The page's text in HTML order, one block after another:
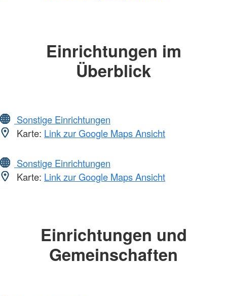
Einrichtungen im
Überblick
Sonstige Einrichtungen
Karte: Link zur Google Maps Ansicht
Sonstige Einrichtungen
Karte: Link zur Google Maps Ansicht
Einrichtungen und
Gemeinschaften